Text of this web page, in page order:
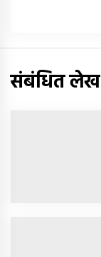
संबंधित लेख